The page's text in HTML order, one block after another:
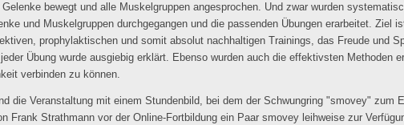
bewegt und alle Muskelgruppen angesprochen. Und zwar wurden
und Muskelgruppen durchgegangen und die passenden Übungen erarbeitet. Ziel
prophylaktischen und somit absolut nachhaltigen Trainings, das Freude und
Übung wurde ausgiebig erklärt. Ebenso wurden auch die effektivsten Methoden
verbinden zu können.
die Veranstaltung mit einem Stundenbild, bei dem der Schwungring "smovey" zum
Frank Strathmann vor der Online-Fortbildung ein Paar smovey leihweise zur